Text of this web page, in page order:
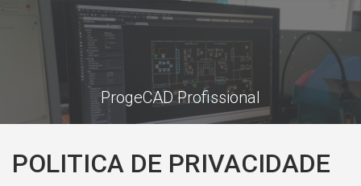
ProgeCAD Profissional
POLITICA DE PRIVACIDADE